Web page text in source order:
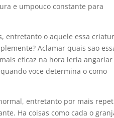
e umpouco constante para
entretanto o aquele essa
Aclamar quais sao
eficaz na hora leria angariar
voce determina o como
entretanto por mais
Ha coisas como cada o